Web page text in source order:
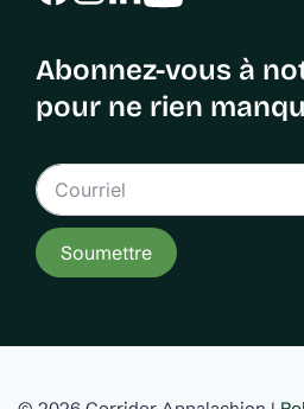
Abonnez-vous à
pour ne rien
Soumettre